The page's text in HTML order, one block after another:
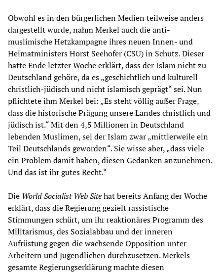
Obwohl es in den bürgerlichen Medien teilweise anders
dargestellt wurde, nahm Merkel auch die anti-
muslimische Hetzkampagne ihres neuen Innen- und
Heimatministers Horst Seehofer (CSU) in Schutz. Dieser
hatte Ende letzter Woche erklärt, dass der Islam nicht zu
Deutschland gehöre, da es „geschichtlich und kulturell
christlich-jüdisch und nicht islamisch geprägt“ sei. Nun
pflichtete ihm Merkel bei: „Es steht völlig außer Frage,
dass die historische Prägung unsere Landes christlich und
jüdisch ist.“ Mit den 4,5 Millionen in Deutschland
lebenden Muslimen, sei der Islam zwar „mittlerweile ein
Teil Deutschlands geworden“. Sie wisse aber, „dass viele
ein Problem damit haben, diesen Gedanken anzunehmen.
Und das ist ihr gutes Recht.“
Die World Socialist Web Sitehat bereits Anfang der Woche
erklärt, dass die Regierung gezielt rassistische
Stimmungen schürt, um ihr reaktionäres Programm des
Militarismus, des Sozialabbau und der inneren
Aufrüstung gegen die wachsende Opposition unter
Arbeitern und Jugendlichen durchzusetzen. Merkels
gesamte Regierungserklärung machte diesen